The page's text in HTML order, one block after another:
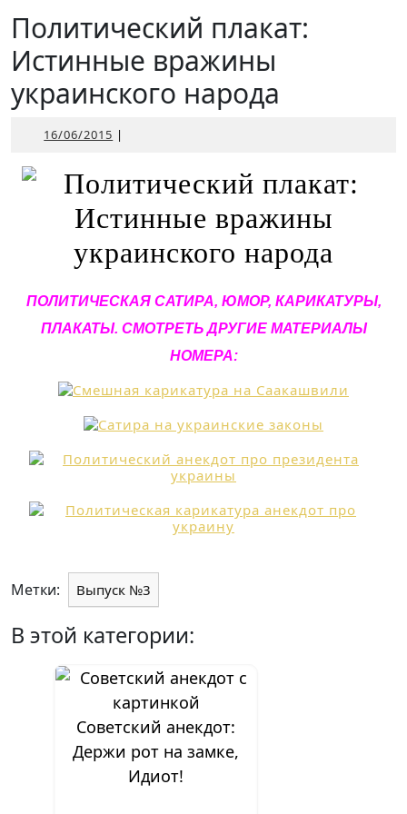
Открыть
Политический плакат:
Истинные вражины
украинского народа
16/06/2015 16/06/2015
|
ПОЛИТИЧЕСКАЯ САТИРА, ЮМОР, КАРИКАТУРЫ,
ПЛАКАТЫ. СМОТРЕТЬ ДРУГИЕ МАТЕРИАЛЫ
НОМЕРА:
Метки: Выпуск №3
В этой категории:
Советский анекдот:
Держи рот на замке,
Идиот!